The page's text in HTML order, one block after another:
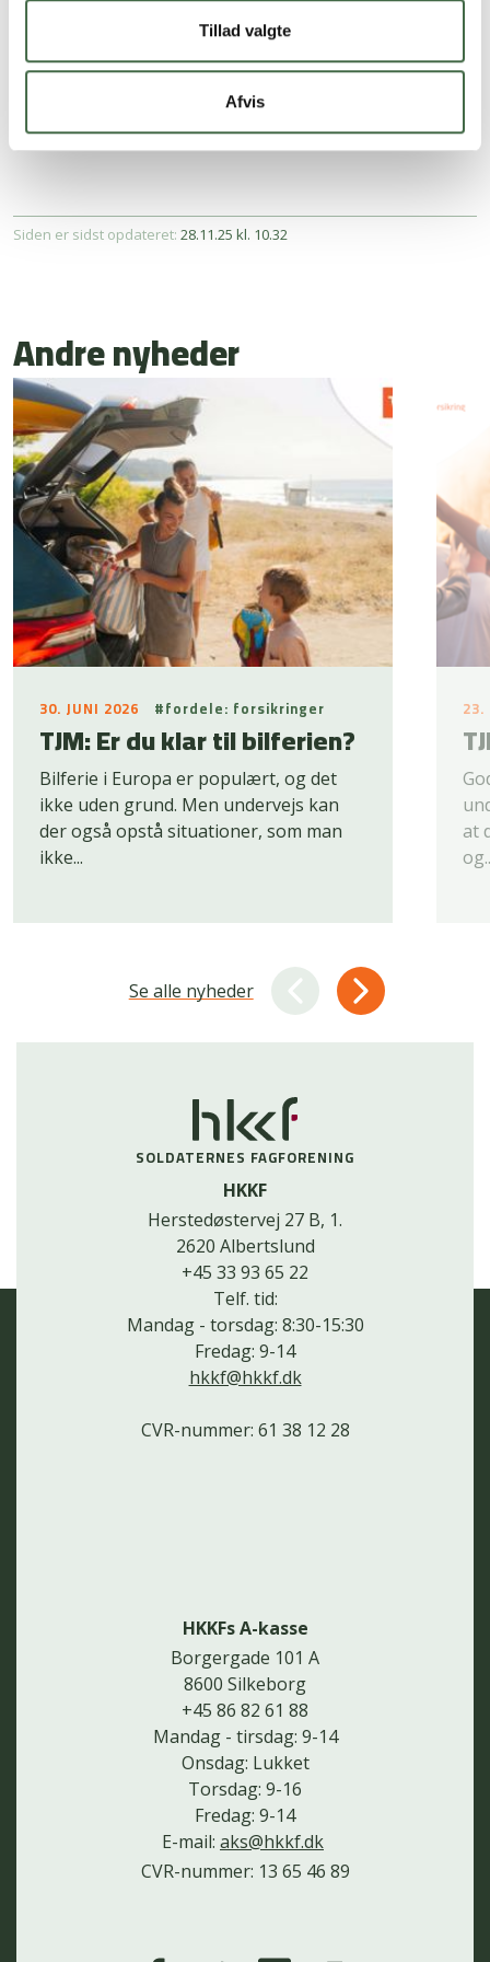
Tillad valgte
Afvis
Læs mere på Alka's hjemmeside
NB: Det er altid en god ide at havevejhjælpsom tilvalg til
sin bilforsikring. Medlemmer får 10% rabat hos Alka
Forsikring.
Siden er sidst opdateret: 28.11.25 kl. 10.32
Andre nyheder
30. JUNI 2026 #fordele: forsikringer
TJM: Er du klar til bilferien?
Bilferie i Europa er populært, og det
ikke uden grund. Men undervejs kan
der også opstå situationer, som man
ikke...
23.
at
Se alle nyheder
SOLDATERNES FAGFORENING
HKKF
Herstedøstervej 27 B, 1.
2620 Albertslund
+45 33 93 65 22
Telf. tid:
Mandag - torsdag: 8:30-15:30
Fredag: 9-14
hkkf@hkkf.dk
CVR-nummer: 61 38 12 28
HKKFs A-kasse
Borgergade 101 A
8600 Silkeborg
+45 86 82 61 88
Mandag - tirsdag: 9-14
Onsdag: Lukket
Torsdag: 9-16
Fredag: 9-14
E-mail: aks@hkkf.dk
CVR-nummer: 13 65 46 89